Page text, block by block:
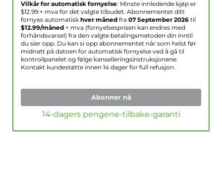
Vilkår for automatisk fornyelse: Minste innledende kjøp er
$12.99 + mva for det valgte tilbudet. Abonnementet ditt
fornyes automatisk hver måned fra 07 September 2026 til
$12.99/måned + mva (fornyelsesprisen kan endres med
forhåndsvarsel) fra den valgte betalingsmetoden din inntil
du sier opp. Du kan si opp abonnementet når som helst før
midnatt på datoen for automatisk fornyelse ved å gå til
kontrollpanelet og følge kanselleringsinstruksjonene.
Kontakt kundestøtte innen 14 dager for full refusjon.
Abonner nå
14-dagers pengene-tilbake-garanti